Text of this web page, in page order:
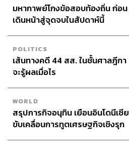
มหากาพย์โกงข้อสอบท้องถิ่น ก่อน
เดินหน้าสู่จุดจบในสัปดาห์นี้
POLITICS
เส้นทางคดี 44 สส. ในชั้นศาลฎีกา
จะรู้ผลเมื่อไร
WORLD
สรุปภารกิจอนุทิน เยือนอินโดนีเซีย
ขับเคลื่อนการทูตเศรษฐกิจเชิงรุก